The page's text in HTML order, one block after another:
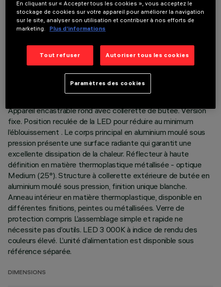
DONNÉES TECHNIQUES
DERNIÈRE MISE À JOUR: 06/08/2026
Appareil encastrable rond avec collerette de butée. Version
fixe. Position reculée de la LED pour réduire au minimum
l’éblouissement . Le corps principal en aluminium moulé sous
pression présente une surface radiante qui garantit une
excellente dissipation de la chaleur. Réflecteur à haute
définition en matière thermoplastique métallisée - optique
Medium (25°). Structure à collerette extérieure de butée en
aluminium moulé sous pression, finition unique blanche.
Anneau intérieur en matière thermoplastique, disponible en
différentes finitions, peintes ou métallisées. Verre de
protection compris L’assemblage simple et rapide ne
nécessite pas d’outils. LED 3 000K à indice de rendu des
couleurs élevé. L’unité d’alimentation est disponible sous
référence séparée.
DIMENSIONS
En cliquant sur « Accepter tous les cookies », vous acceptez le
stockage de cookies sur votre appareil pour améliorer la navigation
sur le site, analyser son utilisation et contribuer à nos efforts de
marketing.
Plus d’informations
Tout refuser Autoriser tous les cookies
Paramètres des cookies